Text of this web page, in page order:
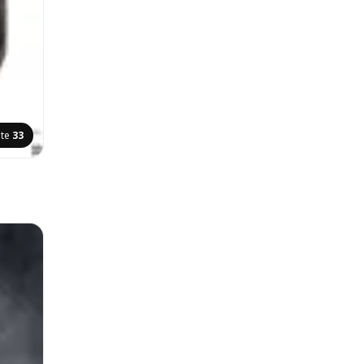
33